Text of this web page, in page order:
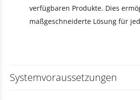
verfügbaren Produkte. Dies
maßgeschneiderte Lösung für
Systemvoraussetzungen